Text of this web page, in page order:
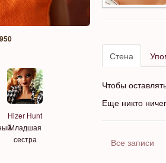
Hizer Hunt
Младшая
сестра
Стена
Чтобы
Еще никто
Все записи